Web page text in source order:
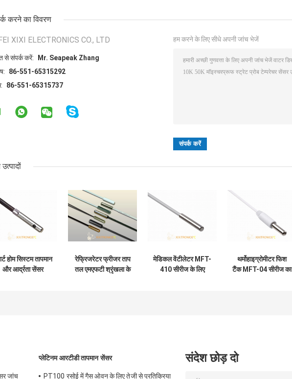
करने का विवरण
XIXI ELECTRONICS CO., LTD
से संपर्क करें:
Mr. Seapeak Zhang
86-551-65315292
86-551-65315737
हम करने के लिए सीधे अपनी जांच भेजें
होम सिस्टम तापमान
और आर्द्रता सेंसर
रेफ्रिजरेटर फ्रीजर ताप
तल एमएफटी श्रृंखला के
मेडिकल वेंटीलेटर MFT-
410 सीरीज के लिए
थर्मोहाइग्रोमीटर फिश
टैंक MFT-04 सीरीज का
जांच
प्लेटिनम आरटीडी तापमान सेंसर
PT100 रसोई में गैस ओवन के लिए तेजी से प्रतिक्रिया
संदेश छोड़ दो